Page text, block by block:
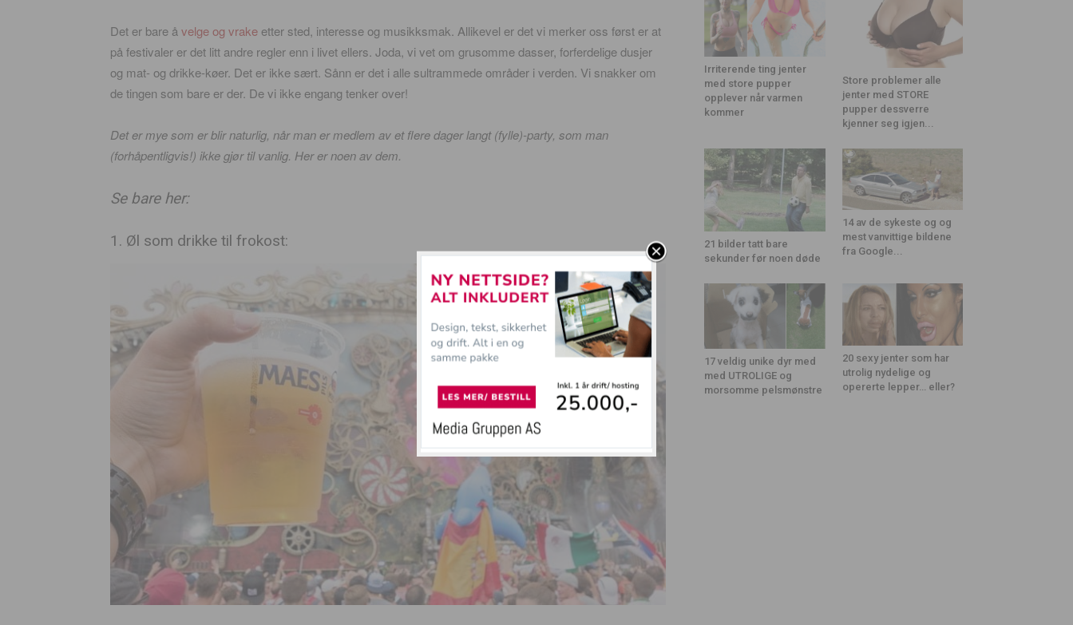
Det er bare åvelge og vrake etter sted, interesse og musikksmak. Allikevel er det vi merker oss først er at
på festivaler er det litt andre regler enn i livet ellers. Joda, vi vet om grusomme dasser, forferdelige dusjer
og mat- og drikke-køer. Det er ikke sært. Sånn er det i alle sultrammede områder i verden. Vi snakker om
de tingen som bare er der. De vi ikke engang tenker over!
Det er mye som er blir naturlig, når man er medlem av et flere dager langt (fylle)-party, som man
(forhåpentligvis!) ikke gjør til vanlig. Her er noen av dem.
Se bare her:
1. Øl som drikke til frokost:
Irriterende ting jenter
med store pupper
opplever når varmen
kommer
Store problemer alle
jenter med STORE
pupper dessverre
kjenner seg igjen...
21 bilder tatt bare
sekunder før noen døde
14 av de sykeste og og
mest vanvittige bildene
fra Google...
17 veldig unike dyr med
med UTROLIGE og
morsomme pelsmønstre
20 sexy jenter som har
utrolig nydelige og
opererte lepper… eller?